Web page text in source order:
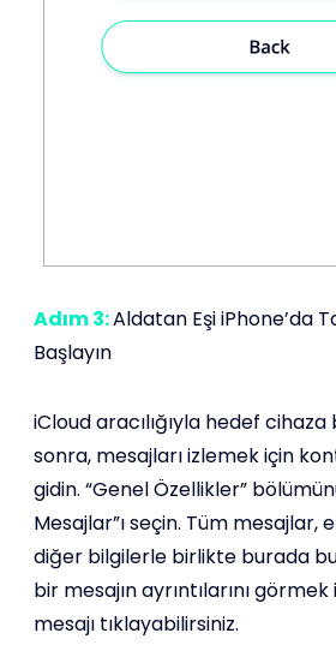
Adım 3:Aldatan Eşi iPhone’da
Başlayın
iCloud aracılığıyla hedef
sonra, mesajları izlemek için
gidin. “Genel Özellikler”
Mesajlar”ı seçin. Tüm mesajlar,
diğer bilgilerle birlikte burada
bir mesajın ayrıntılarını
mesajı tıklayabilirsiniz.